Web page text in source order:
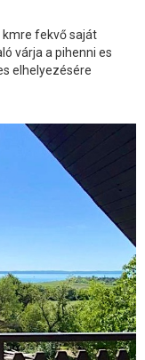
kmre fekvő saját
várja a pihenni es
elhelyezésére